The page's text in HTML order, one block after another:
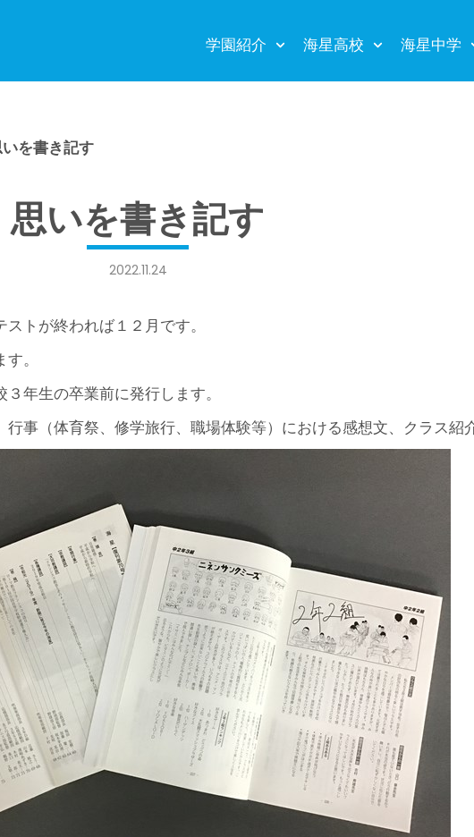
学園紹介 海星高校 海星中学
を書き記す
思いを書き記す
2022.11.24
トが終われば１２月です。
。
年生の卒業前に発行します。
事（体育祭、修学旅行、職場体験等）における感想文、クラス紹